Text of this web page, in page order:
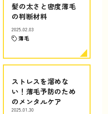
髪の太さと密度薄毛
の判断材料
2025.02.03
薄毛
ストレスを溜めな
い！薄毛予防のため
のメンタルケア
2025.01.30